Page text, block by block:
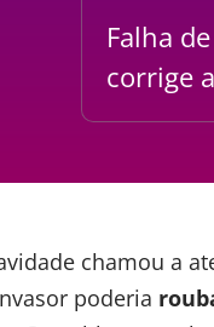
Falha
corrige
chamou a
poderia